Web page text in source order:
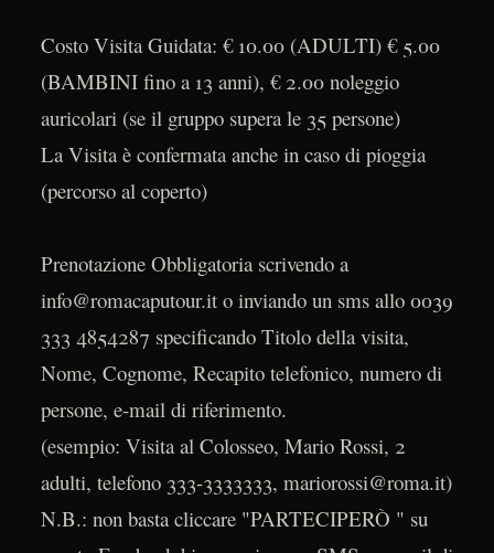
Costo Visita Guidata: € 10.00 (ADULTI) € 5.00
(BAMBINI fino a 13 anni), € 2.00 noleggio
auricolari (se il gruppo supera le 35 persone)
La Visita è confermata anche in caso di pioggia
(percorso al coperto)
Prenotazione Obbligatoria scrivendo a
info@romacaputour.it o inviando un sms allo 0039
333 4854287 specificando Titolo della visita,
Nome, Cognome, Recapito telefonico, numero di
persone, e-mail di riferimento.
(esempio: Visita al Colosseo, Mario Rossi, 2
adulti, telefono 333-3333333, mariorossi@roma.it)
N.B.: non basta cliccare "PARTECIPERÒ " su